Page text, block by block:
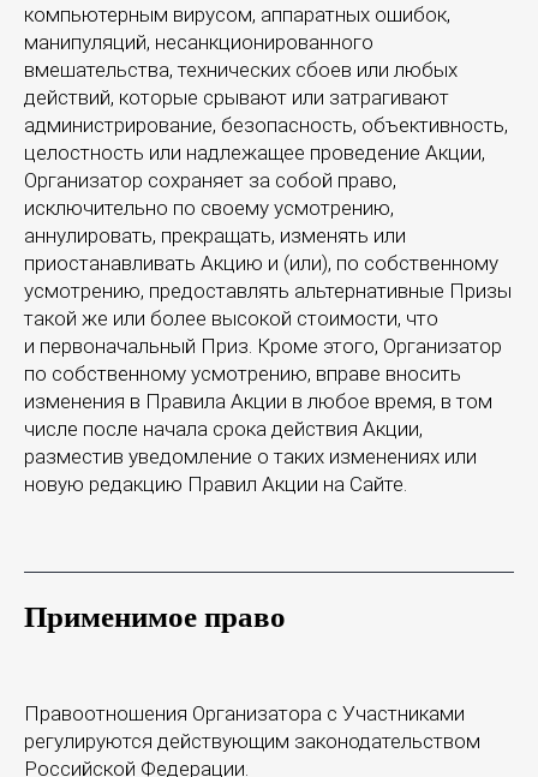
компьютерным вирусом, аппаратных ошибок,
манипуляций, несанкционированного
вмешательства, технических сбоев или любых
действий, которые срывают или затрагивают
администрирование, безопасность, объективность,
целостность или надлежащее проведение Акции,
Организатор сохраняет за собой право,
исключительно по своему усмотрению,
аннулировать, прекращать, изменять или
приостанавливать Акцию и (или), по собственному
усмотрению, предоставлять альтернативные Призы
такой же или более высокой стоимости, что
и первоначальный Приз. Кроме этого, Организатор
по собственному усмотрению, вправе вносить
изменения в Правила Акции в любое время, в том
числе после начала срока действия Акции,
разместив уведомление о таких изменениях или
новую редакцию Правил Акции на Сайте.
Применимое право
Правоотношения Организатора с Участниками
регулируются действующим законодательством
Российской Федерации.
© 2009 — 2026 ООО «Школа ИКРА»
Презентация об ИКРЕ